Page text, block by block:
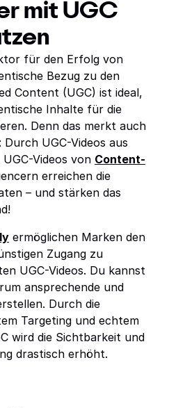
mit UGC
für den Erfolg von
Bezug zu den
Content (UGC) ist ideal,
Inhalte für die
Denn das merkt auch
UGC-Videos aus
Videos von Content-
erreichen die
– und stärken das
ermöglichen Marken den
Zugang zu
UGC-Videos. Du kannst
ansprechende und
Durch die
Targeting und echtem
wird die Sichtbarkeit und
drastisch erhöht.